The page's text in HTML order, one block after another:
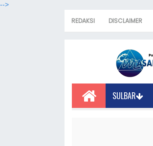
-->
REDAKSI DISCLAIMER
SULBAR